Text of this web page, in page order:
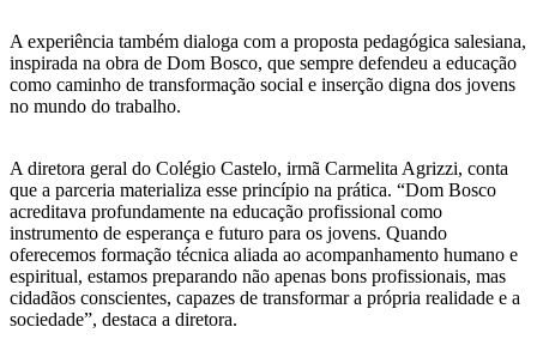
A experiência também dialoga com a proposta pedagógica salesiana,
inspirada na obra de Dom Bosco, que sempre defendeu a educação
como caminho de transformação social e inserção digna dos jovens
no mundo do trabalho.
A diretora geral do Colégio Castelo, irmã Carmelita Agrizzi, conta
que a parceria materializa esse princípio na prática. “Dom Bosco
acreditava profundamente na educação profissional como
instrumento de esperança e futuro para os jovens. Quando
oferecemos formação técnica aliada ao acompanhamento humano e
espiritual, estamos preparando não apenas bons profissionais, mas
cidadãos conscientes, capazes de transformar a própria realidade e a
sociedade”, destaca a diretora.